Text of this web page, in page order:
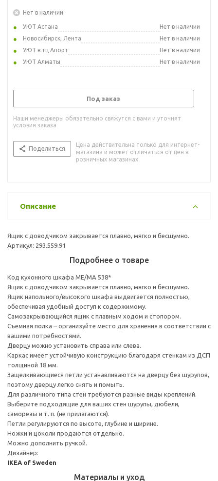
Нет в наличии
УЮТ Астана
Нет в наличии
Новосибирск, Лента
Нет в наличии
УЮТ в тц Апорт
Нет в наличии
УЮТ Алматы
Нет в наличии
Под заказ
Наши менеджеры обязательно свяжутся с вами и уточнят
условия заказа
Поделиться
Цена действительна только для интернет-
магазина и может отличаться от цен в
розничных магазинах
Описание
Ящик с доводчиком закрывается плавно, мягко и бесшумно.
Артикул: 293.559.91
Подробнее о товаре
Код кухонного шкафа ME/MA 538*
Ящик с доводчиком закрывается плавно, мягко и бесшумно.
Ящик напольного/высокого шкафа выдвигается полностью,
обеспечивая удобный доступ к содержимому.
Cамозакрывающийся ящик с плавным ходом и стопором.
Съемная полка – организуйте место для хранения в соответствии с
вашими потребностями.
Дверцу можно установить справа или слева.
Каркас имеет устойчивую конструкцию благодаря стенкам из ДСП
толщиной 18 мм.
Защелкивающиеся петли устанавливаются на дверцу без шурупов,
поэтому дверцу легко снять и помыть.
Для различного типа стен требуются разные виды креплений.
Выберите подходящие для ваших стен шурупы, дюбели,
саморезы и т. п. (не прилагаются).
Петли регулируются по высоте, глубине и ширине.
Ножки и цоколи продаются отдельно.
Можно дополнить ручкой.
Дизайнер:
IKEA of Sweden
Материалы и уход